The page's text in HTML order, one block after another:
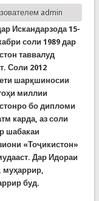
admin
Искандарзода 15-
соли 1989 дар
таввалуд
Соли 2012
шарқшиносии
миллии
бо дипломи
карда, аз соли
шабакаи
«Тоҷикистон»
Дар Идораи
муҳаррир,
буд.